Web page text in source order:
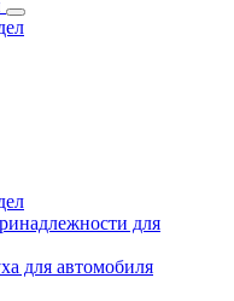
для
для автомобиля